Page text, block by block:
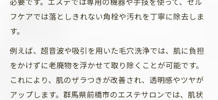
フケアでは落としきれない角栓や汚れを丁寧に除去しま
す。
例えば、超音波や吸引を用いた毛穴洗浄では、肌に負担
をかけずに老廃物を浮かせて取り除くことが可能です。
これにより、肌のザラつきが改善され、透明感やツヤが
アップします。群馬県前橋市のエステサロンでは、肌状